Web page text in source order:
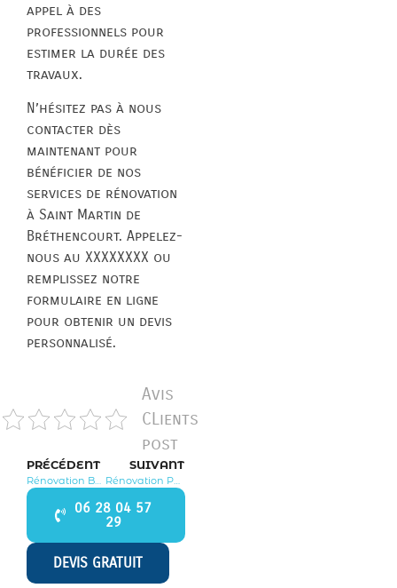
appel à des
professionnels pour
estimer la durée des
travaux.
N’hésitez pas à nous
contacter dès
maintenant pour
bénéficier de nos
services de rénovation
à Saint Martin de
Bréthencourt. Appelez-
nous au XXXXXXXX ou
remplissez notre
formulaire en ligne
pour obtenir un devis
personnalisé.
Avis
CLients
post
PRÉCÉDENT
Rénovation Boinville le Gaillard 78660
SUIVANT
Rénovation Paray Douaville 78660
06 28 04 57
29
DEVIS GRATUIT